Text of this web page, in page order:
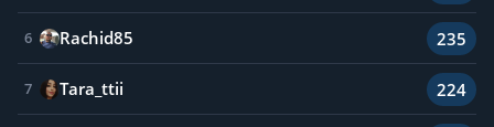
6 Rachid85 235
7 Tara_ttii 224